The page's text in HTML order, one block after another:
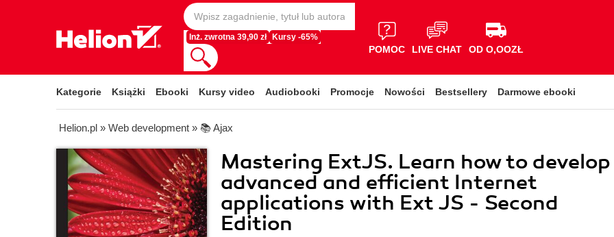
Inż. zwrotna 39,90 zł Kursy -65%
POMOC LIVE CHAT OD O,OOZŁ
Kategorie Książki Ebooki Kursy video Audiobooki Promocje Nowości Bestsellery Darmowe ebooki
Helion.pl » Web development » 📚 Ajax
Mastering ExtJS. Learn how to develop
advanced and efficient Internet
applications with Ext JS - Second
Edition